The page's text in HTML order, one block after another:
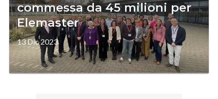
commessa da 45 milioni per
Elemaster
13 Dic 2023